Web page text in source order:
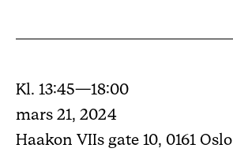
Kl. 13:45—18:00
mars 21, 2024
Haakon VIIs gate 10, 0161 Oslo